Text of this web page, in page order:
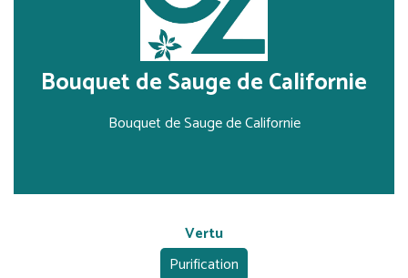
Bouquet de Sauge de Californie
Bouquet de Sauge de Californie
Vertu
Purification